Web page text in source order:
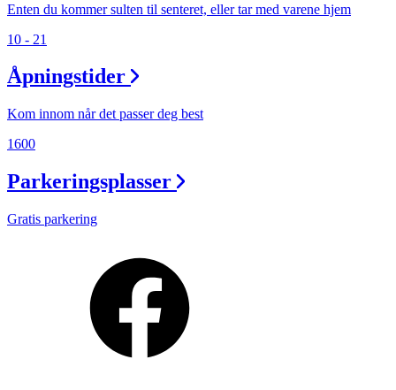
Enten du kommer sulten til senteret, eller tar med varene hjem
10 - 21
Åpningstider
Kom innom når det passer deg best
1600
Parkeringsplasser
Gratis parkering